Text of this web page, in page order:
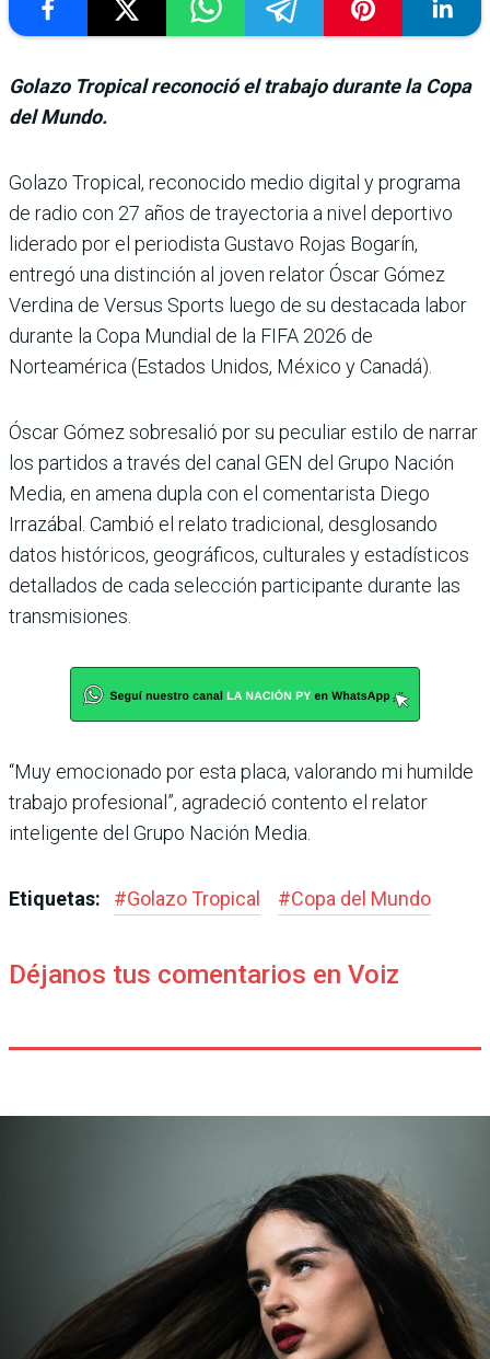
Golazo Tropical reconoció el trabajo durante la Copa
del Mundo.
Golazo Tropical, reconocido medio digital y programa
de radio con 27 años de trayec­toria a nivel deportivo
lide­rado por el periodista Gus­tavo Rojas Bogarín,
entregó una distinción al joven rela­tor Óscar Gómez
Verdina de Versus Sports luego de su des­tacada labor
durante la Copa Mundial de la FIFA 2026 de
Norteamérica (Estados Uni­dos, México y Canadá).
Óscar Gómez sobresalió por su peculiar estilo de narrar
los partidos a través del canal GEN del Grupo Nación
Media, en amena dupla con el comentarista Diego
Irrazá­bal. Cambió el relato tradicio­nal, desglosando
datos histó­ricos, geográficos, culturales y estadísticos
detallados de cada selección participante durante las
transmisiones.
“Muy emocionado por esta placa, valorando mi humilde
trabajo profesional”, agradeció contento el relator
inteligente del Grupo Nación Media.
Etiquetas: #Golazo Tropical #Copa del Mundo
Déjanos tus comentarios en Voiz